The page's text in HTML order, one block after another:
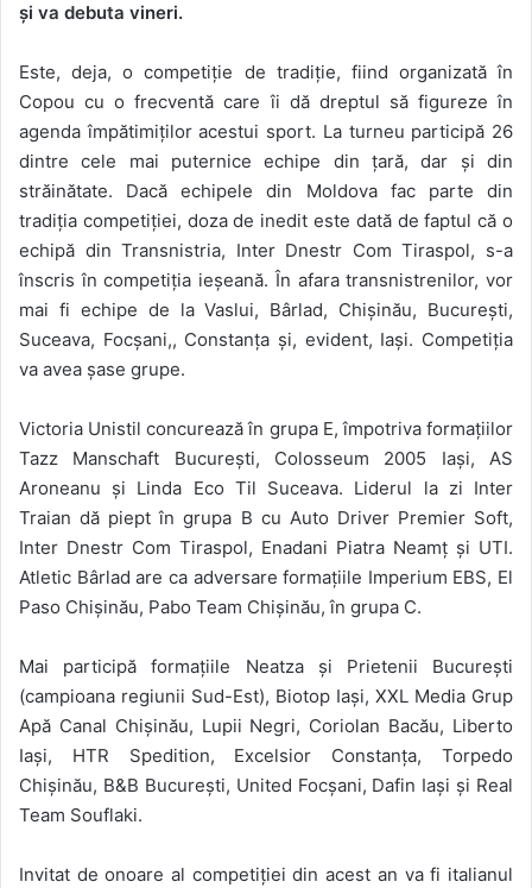
și va debuta vineri.
Este, deja, o competiție de tradiție, fiind organizată în
Copou cu o frecventă care îi dă dreptul să figureze în
agenda împătimiților acestui sport. La turneu participă 26
dintre cele mai puternice echipe din țară, dar și din
străinătate. Dacă echipele din Moldova fac parte din
tradiția competiției, doza de inedit este dată de faptul că o
echipă din Transnistria, Inter Dnestr Com Tiraspol, s-a
înscris în competiția ieșeană. În afara transnistrenilor, vor
mai fi echipe de la Vaslui, Bârlad, Chișinău, București,
Suceava, Focșani,, Constanța și, evident, Iași. Competiția
va avea șase grupe.
Victoria Unistil concurează în grupa E, împotriva formațiilor
Tazz Manschaft București, Colosseum 2005 Iași, AS
Aroneanu și Linda Eco Til Suceava. Liderul la zi Inter
Traian dă piept în grupa B cu Auto Driver Premier Soft,
Inter Dnestr Com Tiraspol, Enadani Piatra Neamț și UTI.
Atletic Bârlad are ca adversare formațiile Imperium EBS, El
Paso Chișinău, Pabo Team Chișinău, în grupa C.
Mai participă formațiile Neatza și Prietenii București
(campioana regiunii Sud-Est), Biotop Iași, XXL Media Grup
Apă Canal Chișinău, Lupii Negri, Coriolan Bacău, Liberto
Iași, HTR Spedition, Excelsior Constanța, Torpedo
Chișinău, B&B București, United Focșani, Dafin Iași și Real
Team Souflaki.
Invitat de onoare al competiției din acest an va fi italianul